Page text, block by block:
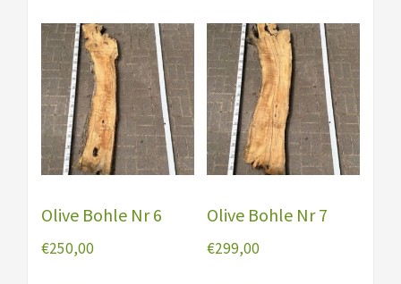
Olive Bohle Nr 6
€250,00
Olive Bohle Nr 7
€299,00